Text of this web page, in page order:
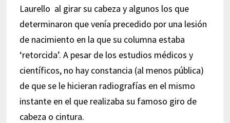
Laurello al girar su cabeza y algunos los que
determinaron que venía precedido por una lesión
de nacimiento en la que su columna estaba
‘retorcida’. A pesar de los estudios médicos y
científicos, no hay constancia (al menos pública)
de que se le hicieran radiografías en el mismo
instante en el que realizaba su famoso giro de
cabeza o cintura.